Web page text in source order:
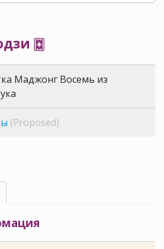
🀗
Маджонг Восемь из
(Proposed)